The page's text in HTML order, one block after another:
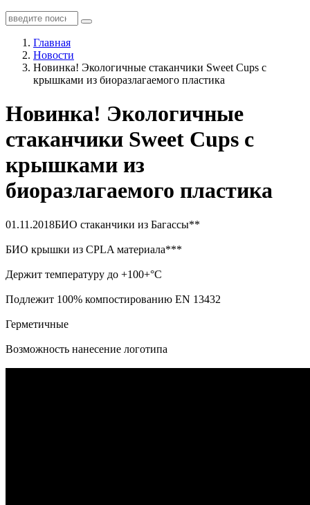
Главная
Новости
Новинка! Экологичные стаканчики Sweet Cups с
крышками из биоразлагаемого пластика
Новинка! Экологичные
стаканчики Sweet Cups с
крышками из
биоразлагаемого пластика
01.11.2018БИО стаканчики из Багассы**
БИО крышки из CPLA материала***
Держит температуру до +100+°C
Подлежит 100% компостированию EN 13432
Герметичные
Возможность нанесение логотипа